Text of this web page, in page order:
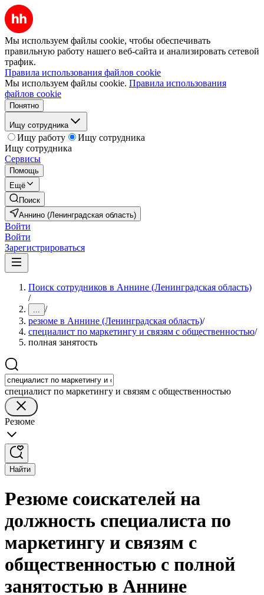
Мы используем файлы cookie, чтобы обеспечивать
правильную работу нашего веб-сайта и анализировать сетевой
трафик.
Правила использования файлов cookie
Мы используем файлы cookie. Правила использования
файлов cookie
Понятно
Ищу сотрудника
Ищу работу
Ищу сотрудника
Ищу сотрудника
Сервисы
Помощь
Ещё
Поиск
Аннино (Ленинградская область)
Войти
Войти
Зарегистрироваться
Поиск сотрудников в Аннине (Ленинградская область)
/
... /
резюме в Аннине (Ленинградская область)/
специалист по маркетингу и связям с общественностью/
полная занятость
специалист по маркетингу и связям с общественностью
Резюме
Найти
Резюме соискателей на
должность специалиста по
маркетингу и связям с
общественностью с полной
занятостью в Аннине